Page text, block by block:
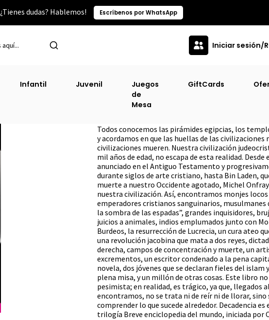
¿Tienes dudas? Hablemos! Escríbenos por WhatsApp
Iniciar sesión/
Infantil Juvenil
Juegos
de
Mesa
GiftCards
Decadencia
Todos conocemos las pirámides egipcias, los
y acordamos en que las huellas de las
civilizaciones mueren. Nuestra civilización
mil años de edad, no escapa de esta realidad. Desde
anunciado en el Antiguo Testamento y
durante siglos de arte cristiano, hasta Bin Laden,
muerte a nuestro Occidente agotado, Michel
nuestra civilización. Así, encontramos monjes
emperadores cristianos sanguinarios, musulmanes
la sombra de las espadas”, grandes inquisidores,
juicios a animales, indios emplumados junto con
Burdeos, la resurrección de Lucrecia, un cura ateo
una revolución jacobina que mata a dos reyes,
derecha, campos de concentración y muerte, un
excrementos, un escritor condenado a la pena
novela, dos jóvenes que se declaran fieles del islam
plena misa, y un millón de otras cosas. Este libro
pesimista; en realidad, es trágico, ya que, llegados
encontramos, no se trata ni de reír ni de llorar,
comprender lo que sucede alrededor. Decadencia
trilogía Breve enciclopedia del mundo, iniciada por